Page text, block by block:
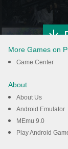
More Games on
Game Center
About
About Us
Android Emulator
MEmu 9.0
Play Android